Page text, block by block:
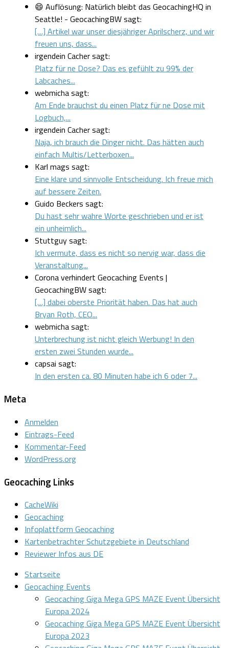
😄 Auflösung: Natürlich bleibt das GeocachingHQ in
Seattle! - GeocachingBW sagt:
[…] Artikel war unser diesjähriger Aprilscherz, und wir
freuen uns, dass...
irgendein Cacher sagt:
Platz für ne Dose? Das es gefühlt zu 99% der
Labcaches...
webmicha sagt:
Am Ende brauchst du einen Platz für ne Dose mit
Logbuch,...
irgendein Cacher sagt:
Naja, ich brauch die Dinger nicht. Das hätten auch
einfach Multis/Letterboxen...
Karl mags sagt:
Eine klare und sinnvolle Entscheidung. Ich freue mich
auf bessere Zeiten.
Guido Beckers sagt:
Du hast sehr wahre Worte geschrieben und er ist
ein unheimlich...
Stuttguy sagt:
Ich vermute, dass es nicht so nervig war, dass die
Veranstaltung...
Corona verhindert Geocaching Events |
GeocachingBW sagt:
[…] dabei oberste Priorität haben. Das hat auch
Bryan Roth, CEO...
webmicha sagt:
Unterbrechung ist nicht gleich Werbung! In den
ersten zwei Stunden wurde...
capsai sagt:
In den ersten ca. 80 Minuten habe ich 6 oder 7...
Meta
Anmelden
Eintrags-Feed
Kommentar-Feed
WordPress.org
Geocaching Links
CacheWiki
Geocaching
Infoplattform Geocaching
Kartenbetrachter Schutzgebiete in Deutschland
Reviewer Infos aus DE
Startseite
Geocaching Events
Geocaching Giga Mega GPS MAZE Event Übersicht
Europa 2024
Geocaching Giga Mega GPS MAZE Event Übersicht
Europa 2023